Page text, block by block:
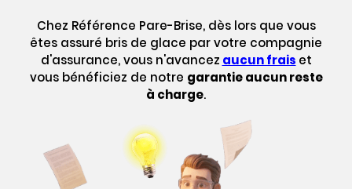
Chez Référence Pare-Brise, dès lors que vous
êtes assuré bris de glace par votre compagnie
d'assurance, vous n'avancez aucun frais et
vous bénéficiez de notre garantie aucun reste
à charge.